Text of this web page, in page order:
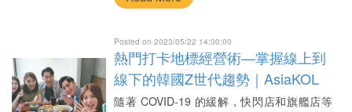
Posted on 2023/05/22 14:00:00
熱門打卡地標經營術—掌握線上到
線下的韓國Z世代趨勢｜AsiaKOL
跨境網紅行銷
隨著 COVID-19 的緩解，快閃店和旗艦店等